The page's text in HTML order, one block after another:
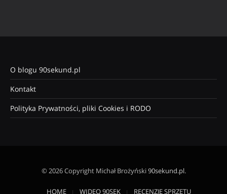
O blogu 90sekund.pl
Kontakt
Polityka Prywatności, pliki Cookies i RODO
© 2026 Copyright Michał Brożyński90sekund.pl.
HOME WIDEO 90SEK RECENZJE SPRZĘTU